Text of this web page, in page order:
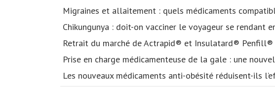
Migraines et allaitement : quels médicaments
Chikungunya : doit-on vacciner le voyageur se rendant
Retrait du marché de Actrapid® et Insulatard®
Prise en charge médicamenteuse de la gale : une
Les nouveaux médicaments anti-obésité réduisent-ils